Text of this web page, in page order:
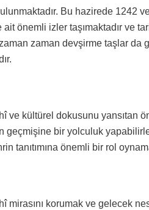
Bu hazirede 1242
önemli izler taşımaktadır ve
zaman devşirme taşlar da
ve kültürel dokusunu yansıtan
bir yolculuk
tanıtımına önemli bir rol
mirasını korumak ve gelecek